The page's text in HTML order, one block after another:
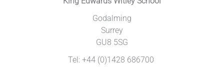
Godalming
Surrey
GU8 5SG
Tel: +44 (0)1428 686700